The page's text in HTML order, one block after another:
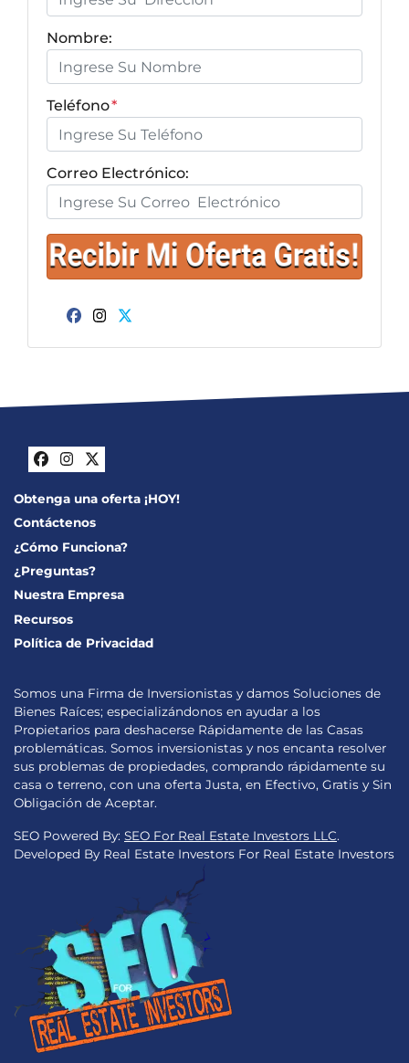
Nombre:
Teléfono*
Correo Electrónico:
Facebook
Facebook
Instagram
Twitter
Obtenga una oferta ¡HOY!
Contáctenos
¿Cómo Funciona?
¿Preguntas?
Nuestra Empresa
Recursos
Política de Privacidad
Somos una Firma de Inversionistas y damos Soluciones de
Bienes Raíces; especializándonos en ayudar a los
Propietarios para deshacerse Rápidamente de las Casas
problemáticas. Somos inversionistas y nos encanta resolver
sus problemas de propiedades, comprando rápidamente su
casa o terreno, con una oferta Justa, en Efectivo, Gratis y Sin
Obligación de Aceptar.
SEO Powered By: SEO For Real Estate Investors LLC.
Developed By Real Estate Investors For Real Estate Investors